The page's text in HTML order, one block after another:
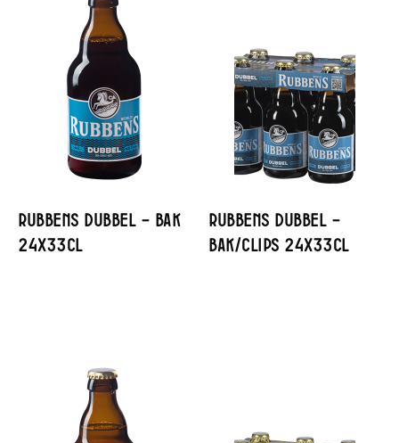
Rubbens Dubbel – Bak
24x33cl
Rubbens Dubbel –
Bak/Clips 24x33cl